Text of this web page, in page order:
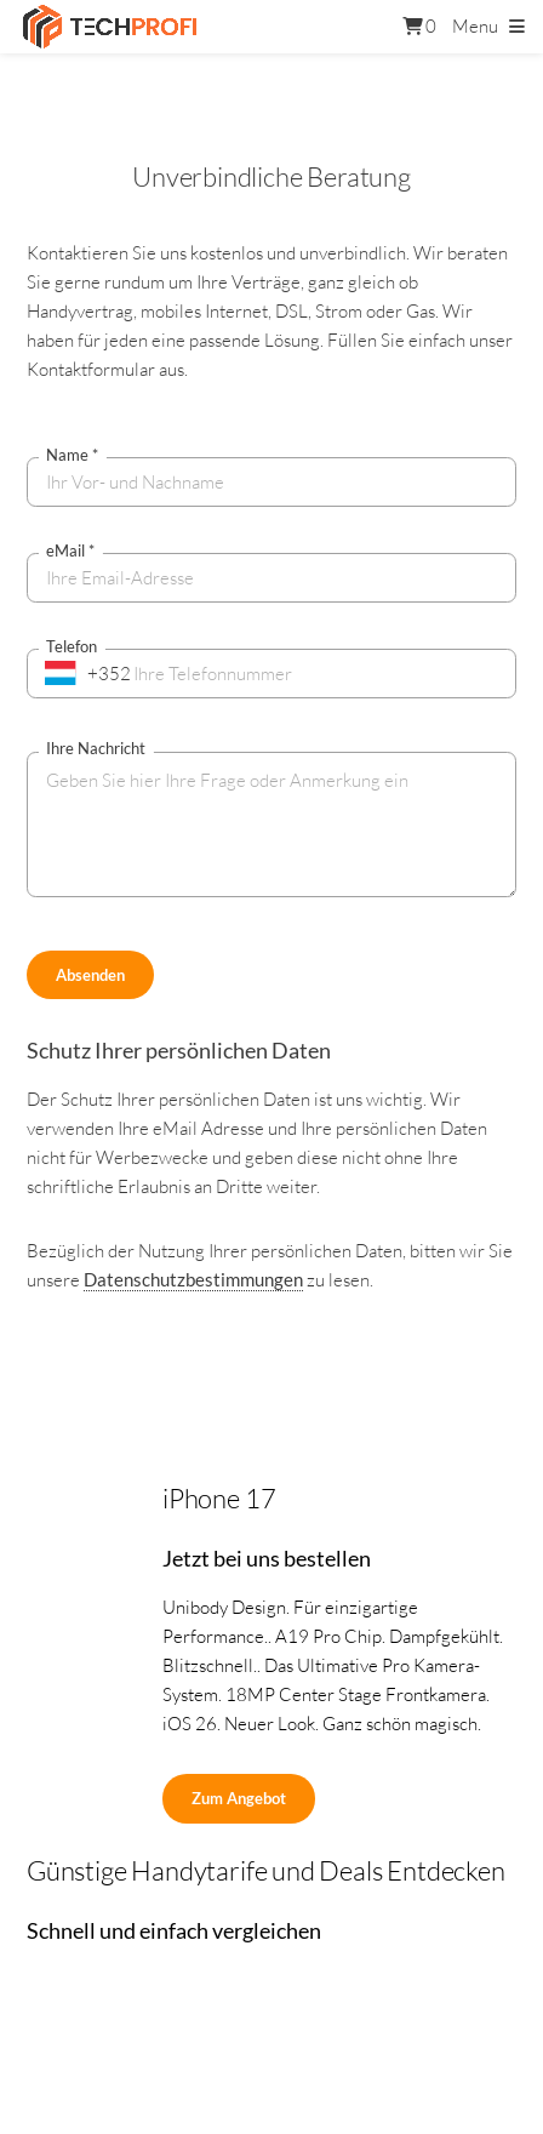
0 Menu
Unverbindliche Beratung
Kontaktieren Sie uns kostenlos und unverbindlich. Wir beraten
Sie gerne rundum um Ihre Verträge, ganz gleich ob
Handyvertrag, mobiles Internet, DSL, Strom oder Gas. Wir
haben für jeden eine passende Lösung. Füllen Sie einfach unser
Kontaktformular aus.
Name *
eMail *
Telefon
+352
Ihre Nachricht
Schutz Ihrer persönlichen Daten
Der Schutz Ihrer persönlichen Daten ist uns wichtig. Wir
verwenden Ihre eMail Adresse und Ihre persönlichen Daten
nicht für Werbezwecke und geben diese nicht ohne Ihre
schriftliche Erlaubnis an Dritte weiter.
Bezüglich der Nutzung Ihrer persönlichen Daten, bitten wir Sie
unsere Datenschutzbestimmungenzu lesen.
iPhone 17
Jetzt bei uns bestellen
Unibody Design. Für einzigartige
Performance.. A19 Pro Chip. Dampfgekühlt.
Blitzschnell.. Das Ultimative Pro Kamera-
System. 18MP Center Stage Frontkamera.
iOS 26. Neuer Look. Ganz schön magisch.
Zum Angebot
Günstige Handytarife und Deals Entdecken
Schnell und einfach vergleichen